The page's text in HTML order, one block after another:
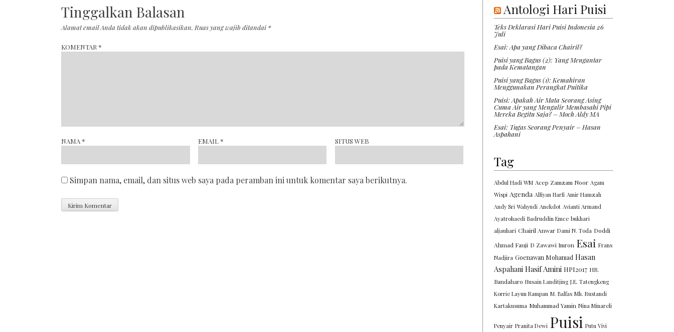
Tinggalkan Balasan
Alamat email Anda tidak akan dipublikasikan. Ruas yang wajib ditandai *
KOMENTAR *
NAMA * EMAIL * SITUS WEB
Simpan nama, email, dan situs web saya pada peramban ini untuk komentar saya berikutnya.
Antologi Hari Puisi
Teks Deklarasi Hari Puisi Indonesia 26
Juli
Esai: Apa yang Dibaca Chairil?
Puisi yang Bagus (2): Yang Mengantar
pada Kematangan
Puisi yang Bagus (1): Kemahiran
Menggunakan Perangkat Puitika
Puisi: Apakah Air Mata Seorang Asing
Cuma Air yang Mengalir Membasahi Pipi
Mereka Begitu Saja? – Moch Aldy MA
Esai: Tugas Seorang Penyair – Hasan
Aspahani
Tag
Abdul Hadi WM Acep Zamzam Noor Agam
Wispi Agenda Alfiyan Harfi Amir Hamzah
Andy Sri Wahyudi Anekdot Avianti Armand
Ayatrohaedi Badruddin Emce bukhari
aljauhari Chairil Anwar Dami N. Toda Doddi
Ahmad Fauji D Zawawi Imron Esai Frans
Nadjira Goenawan Mohamad Hasan
Aspahani Hasif Amini HPI2017 HR.
Bandaharo Husain Landitjing J.E. Tatengkeng
Korrie Layun Rampan M. Balfas Mh. Rustandi
Kartakusuma Muhammad Yamin Nina Minareli
Penyair Pranita Dewi Puisi Putu Vivi